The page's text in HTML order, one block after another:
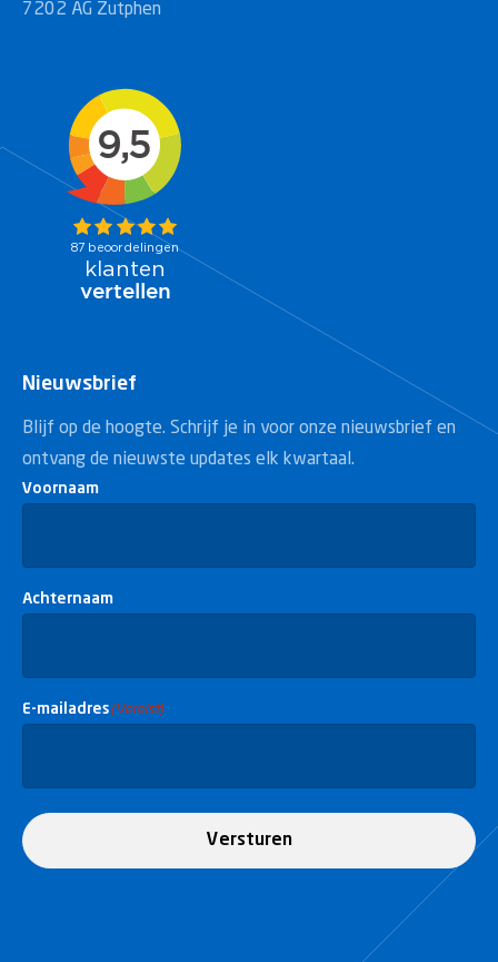
7202 AG Zutphen
Nieuwsbrief
Blijf op de hoogte. Schrijf je in voor onze nieuwsbrief en
ontvang de nieuwste updates elk kwartaal.
Voornaam
Achternaam
E-mailadres(Vereist)
Versturen